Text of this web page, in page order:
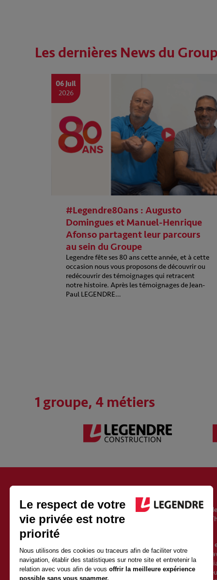
Les dernières News du
06 Juil
2026
#Legendre80ans : Augusto
Domingues et Manuel-Henrique
Afonso partagent leur parcours
au sein du Groupe
Legendre fête ses 80 ans cette année, et à cette
occasion nous vous proposons de découvrir ou
redécouvrir des témoignages qui retracent
notre histoire. Après les témoignages de Jean-
Paul LEGENDRE…
1 groupe, 4 métiers
Fondé en 1946, le groupe Legendre est un acteur européen
l’immobilier, de l’énergie et de l’exploitation. Il est
Vincent Legendre, le petit-fils du fondateur.
Avec 2500 salariés et 1 milliard d’euros de chiffre
une croissance soutenue depuis sa création. Sa force est
qualités de proximité et d’indépendance d’un groupe
valeurs fortes et partagées avec l’ensemble des